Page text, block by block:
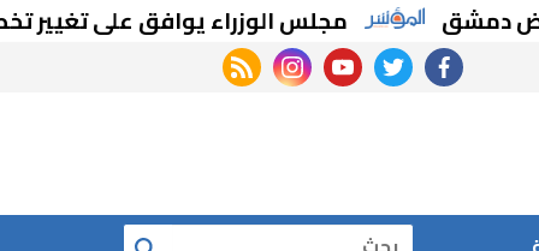
مجلس الوزراء يوافق على تغيير تخصيص
facebook
twitter
youtube
instagram
rss feed
بحث